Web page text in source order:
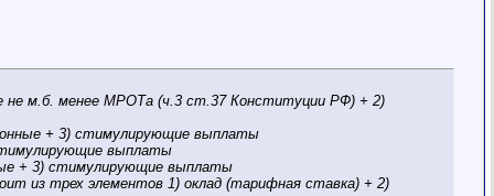
не м.б. менее МРОТа (ч.3 ст.37 Конституции РФ) + 2)
+ 3) стимулирующие выплаты
выплаты
+ 3) стимулирующие выплаты
из трех элементов 1) оклад (тарифная ставка) + 2)